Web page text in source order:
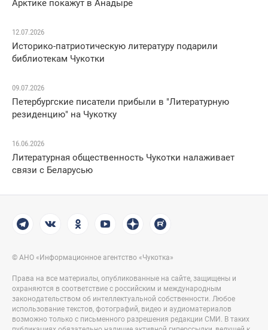
Арктике покажут в Анадыре
12.07.2026
Историко-патриотическую литературу подарили
библиотекам Чукотки
09.07.2026
Петербургские писатели прибыли в "Литературную
резиденцию" на Чукотку
16.06.2026
Литературная общественность Чукотки налаживает
связи с Беларусью
© АНО «Информационное агентство «Чукотка»
Права на все материалы, опубликованные на сайте, защищены и
охраняются в соответствие с российским и международным
законодательством об интеллектуальной собственности. Любое
использование текстов, фотографий, видео и аудиоматериалов
возможно только с письменного разрешения редакции СМИ. В таких